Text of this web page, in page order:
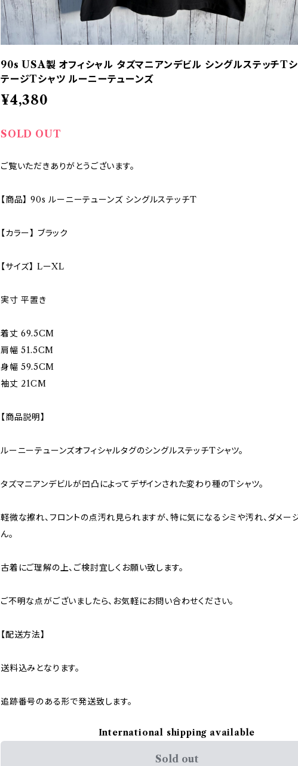
90s USA製 オフィシャル タズマニアンデビル シングルステッチTシ
テージTシャツ ルーニーテューンズ
¥4,380
SOLD OUT
ご覧いただきありがとうございます。
【商品】 90s ルーニーテューンズ シングルステッチT
【カラー】 ブラック
【サイズ】 LーXL
実寸 平置き
着丈 69.5CM
肩幅 51.5CM
身幅 59.5CM
袖丈 21CM
【商品説明】
ルーニーテューンズオフィシャルタグのシングルステッチTシャツ。
タズマニアンデビルが凹凸によってデザインされた変わり種のTシャツ。
軽微な擦れ、フロントの点汚れ見られますが、特に気になるシミや汚れ、ダメー
ん。
古着にご理解の上、ご検討宜しくお願い致します。
ご不明な点がございましたら、お気軽にお問い合わせください。
【配送方法】
送料込みとなります。
追跡番号のある形で発送致します。
International shipping available
Sold out